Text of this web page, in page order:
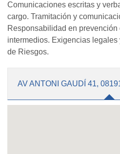
Comunicaciones escritas y
cargo. Tramitación y
Responsabilidad en prevención
intermedios. Exigencias
de Riesgos.
AV ANTONI GAUDÍ 41,